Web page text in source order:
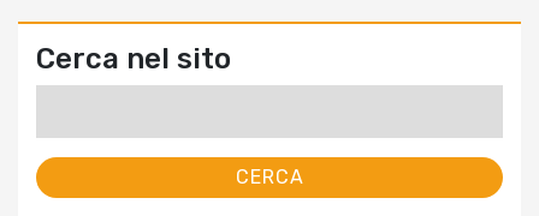
Cerca nel sito